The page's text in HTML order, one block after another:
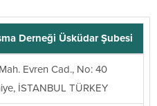
Derneği Üsküdar Şubesi
Evren Cad., No: 40
İSTANBUL TÜRKEY